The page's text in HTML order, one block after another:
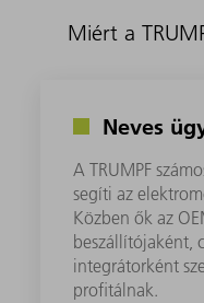
Miért a
Neves
A TRUMPF
segíti az
Közben ők az
beszállítójaként,
integrátorként
profitálnak.